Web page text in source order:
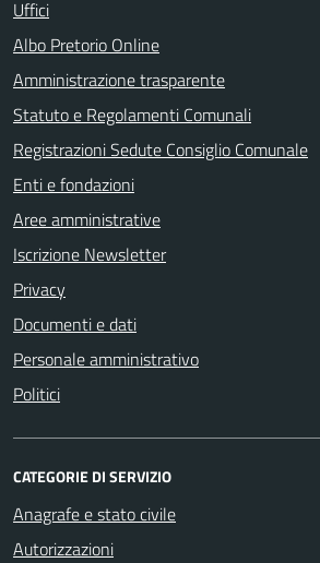
Uffici
Albo Pretorio Online
Amministrazione trasparente
Statuto e Regolamenti Comunali
Registrazioni Sedute Consiglio Comunale
Enti e fondazioni
Aree amministrative
Iscrizione Newsletter
Privacy
Documenti e dati
Personale amministrativo
Politici
CATEGORIE DI SERVIZIO
Anagrafe e stato civile
Autorizzazioni